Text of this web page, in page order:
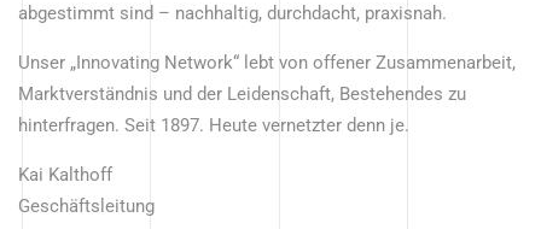
abgestimmt sind – nachhaltig, durchdacht, praxisnah.
Unser „Innovating Network“ lebt von offener Zusammenarbeit,
Marktverständnis und der Leidenschaft, Bestehendes zu
hinterfragen. Seit 1897. Heute vernetzter denn je.
Kai Kalthoff
Geschäftsleitung